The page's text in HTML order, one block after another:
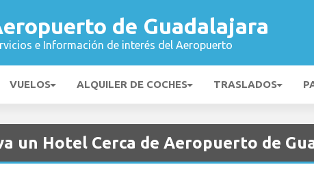
de Guadalajara
e Información de interés del Aeropuerto
VUELOS ALQUILER DE COCHES TRASLADOS
un Hotel Cerca de Aeropuerto de